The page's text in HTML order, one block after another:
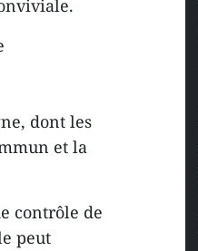
dont les
et la
contrôle de
peut